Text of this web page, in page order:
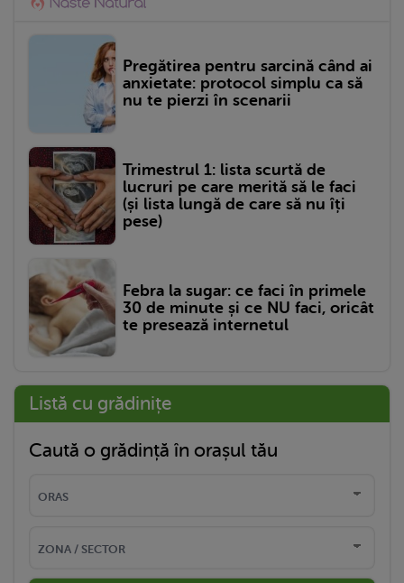
Pregătirea pentru sarcină când ai
anxietate: protocol simplu ca să
nu te pierzi în scenarii
Trimestrul 1: lista scurtă de
lucruri pe care merită să le faci
(și lista lungă de care să nu îți
pese)
Febra la sugar: ce faci în primele
30 de minute și ce NU faci, oricât
te presează internetul
Listă cu grădinițe
Caută o grădință în orașul tău